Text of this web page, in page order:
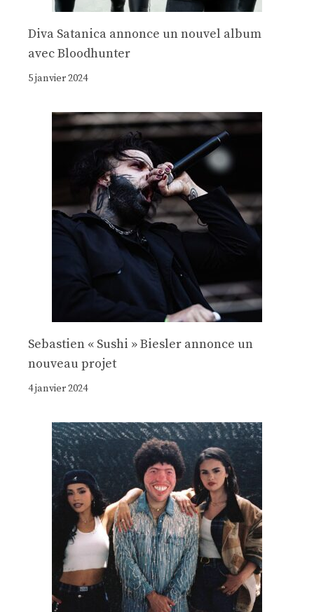
Diva Satanica annonce un nouvel album
avec Bloodhunter
5 janvier 2024
Sebastien « Sushi » Biesler annonce un
nouveau projet
4 janvier 2024